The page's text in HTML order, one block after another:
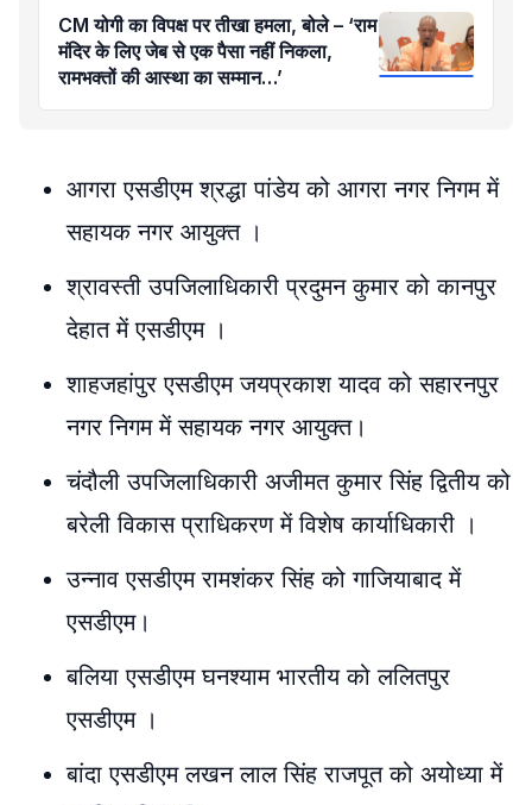
CM योगी का विपक्ष पर तीखा हमला, बोले – ‘राम
मंदिर के लिए जेब से एक पैसा नहीं निकला,
रामभक्तों की आस्था का सम्मान…’
आगरा एसडीएम श्रद्धा पांडेय को आगरा नगर निगम में
सहायक नगर आयुक्त ।
श्रावस्ती उपजिलाधिकारी प्रदुमन कुमार को कानपुर
देहात में एसडीएम ।
शाहजहांपुर एसडीएम जयप्रकाश यादव को सहारनपुर
नगर निगम में सहायक नगर आयुक्त।
चंदौली उपजिलाधिकारी अजीमत कुमार सिंह द्वितीय को
बरेली विकास प्राधिकरण में विशेष कार्याधिकारी ।
उन्नाव एसडीएम रामशंकर सिंह को गाजियाबाद में
एसडीएम।
बलिया एसडीएम घनश्याम भारतीय को ललितपुर
एसडीएम ।
बांदा एसडीएम लखन लाल सिंह राजपूत को अयोध्या में